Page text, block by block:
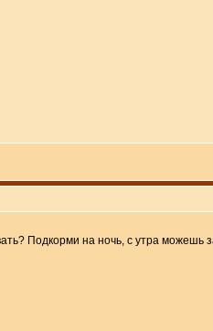
Подкорми на ночь, с утра можешь